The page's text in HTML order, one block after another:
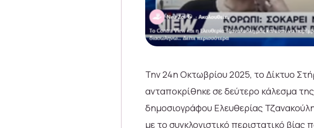
Την 24η Οκτωβρίου 2025, το Δίκτυο
ανταποκρίθηκε σε δεύτερο κάλεσμα
δημοσιογράφου Ελευθερίας
με το συγκλονιστικό περιστατικό